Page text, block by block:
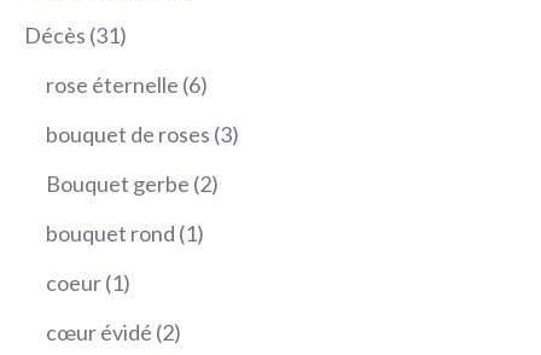
Décès 3131
produits
rose éternelle 66
produits
bouquet de roses 33
Bouquet gerbe 22
bouquet rond 11
coeur 11
produit
cœur évidé 22